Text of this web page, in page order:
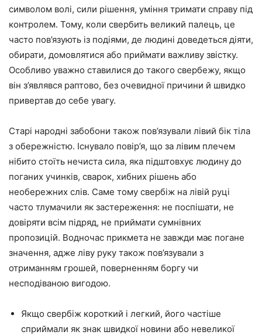
символом волі, сили рішення, уміння тримати справу під
контролем. Тому, коли свербить великий палець, це
часто пов’язують із подіями, де людині доведеться діяти,
обирати, домовлятися або приймати важливу звістку.
Особливо уважно ставилися до такого свербежу, якщо
він з’являвся раптово, без очевидної причини й швидко
привертав до себе увагу.
Старі народні забобони також пов’язували лівий бік тіла
з обережністю. Існувало повір’я, що за лівим плечем
нібито стоїть нечиста сила, яка підштовхує людину до
поганих учинків, сварок, хибних рішень або
необережних слів. Саме тому свербіж на лівій руці
часто тлумачили як застереження: не поспішати, не
довіряти всім підряд, не приймати сумнівних
пропозицій. Водночас прикмета не завжди має погане
значення, адже ліву руку також пов’язували з
отриманням грошей, поверненням боргу чи
несподіваною вигодою.
Якщо свербіж короткий і легкий, його частіше
сприймали як знак швидкої новини або невеликої